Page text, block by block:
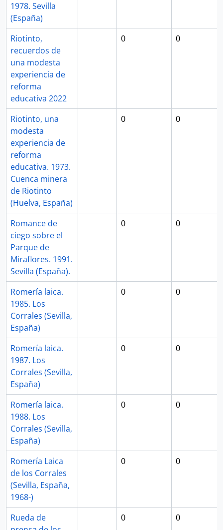
1978. Sevilla
(España)
Riotinto,
recuerdos de
una modesta
experiencia de
reforma
educativa 2022
0 0
Riotinto, una
modesta
experiencia de
reforma
educativa. 1973.
Cuenca minera
de Riotinto
(Huelva, España)
0 0
Romance de
ciego sobre el
Parque de
Miraflores. 1991.
Sevilla (España).
0 0
Romería laica.
1985. Los
Corrales (Sevilla,
España)
0 0
Romería laica.
1987. Los
Corrales (Sevilla,
España)
0 0
Romería laica.
1988. Los
Corrales (Sevilla,
España)
0 0
Romería Laica
de los Corrales
(Sevilla, España,
1968-)
0 0
Rueda de
0 0